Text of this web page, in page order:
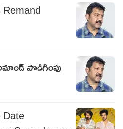
పొడిగింపు